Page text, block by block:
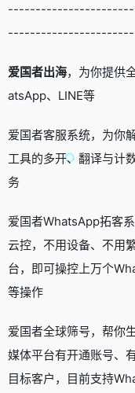
爱国者出海，为你提供
atsApp、LINE等
爱国者客服系统，为你
工具的多开、翻译与计
务
爱国者WhatsApp拓客
云控，不用设备、不用
台，即可操控上万个
等操作
爱国者全球筛号，帮你
媒体平台有开通账号、
目标客户，目前支持